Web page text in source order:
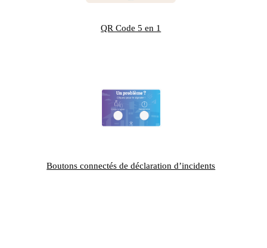
QR Code 5 en 1
Boutons connectés de déclaration d’incidents